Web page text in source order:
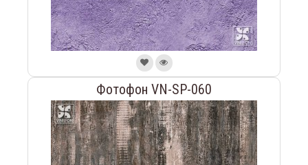
Фотофон VN-SP-060